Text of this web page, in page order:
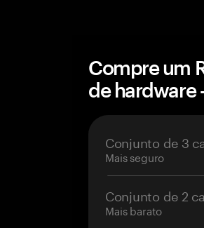
Compre um
de hardware
Conjunto de 3
Mais seguro
Conjunto de 2
Mais barato